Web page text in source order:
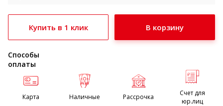
Купить в 1 клик
Способы
оплаты
Карта Наличные Рассрочка
Счет для
юр.лиц